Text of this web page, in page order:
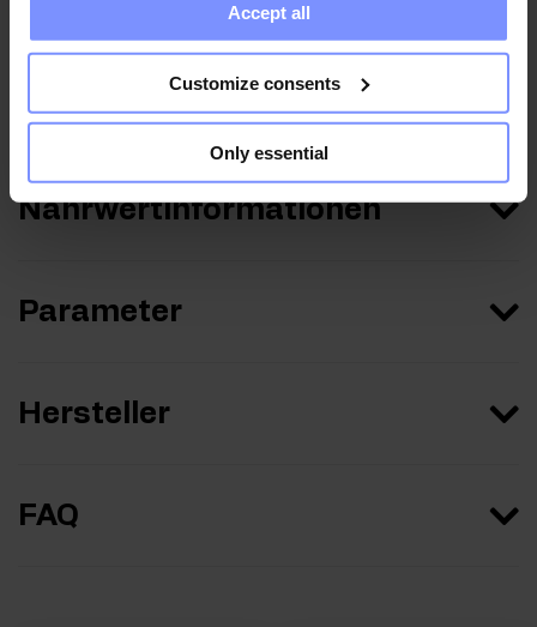
collected when you use their services. Do you agree?
Accept all
Customize consents
Only essential
Anwendungsweise
Nährwertinformationen
Parameter
Hersteller
FAQ